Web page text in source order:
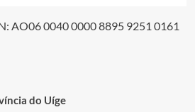
AO06 0040 0000 8895 9251 0161
do Uíge